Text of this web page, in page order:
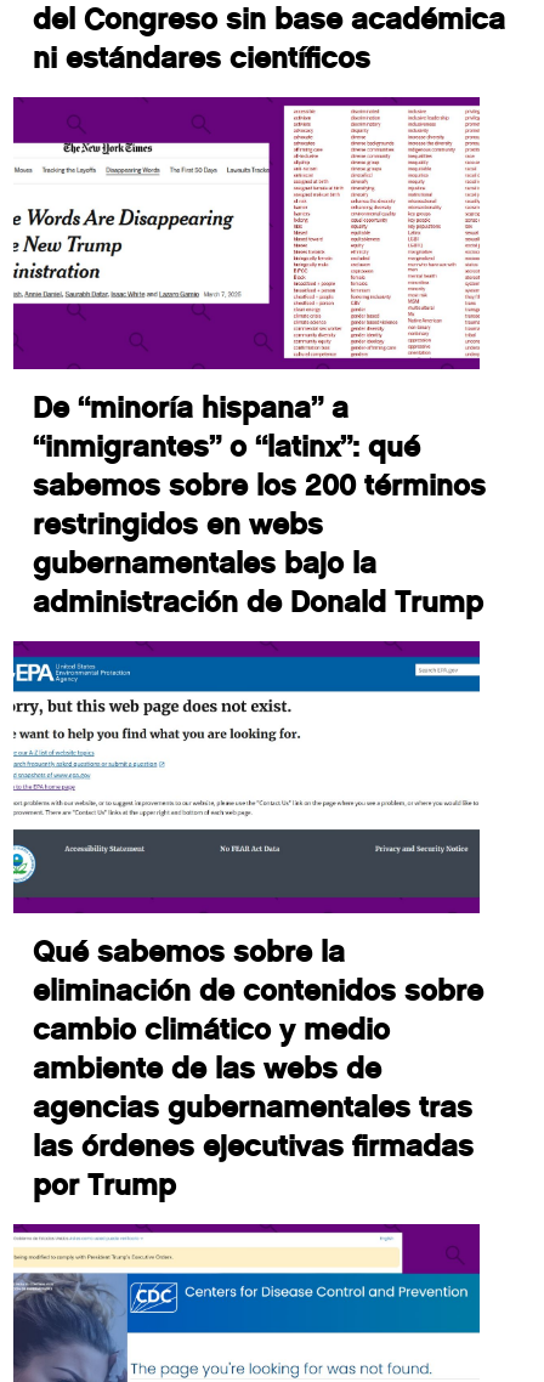
del Congreso sin base académica
ni estándares científicos
De “minoría hispana” a
“inmigrantes” o “latinx”: qué
sabemos sobre los 200 términos
restringidos en webs
gubernamentales bajo la
administración de Donald Trump
Qué sabemos sobre la
eliminación de contenidos sobre
cambio climático y medio
ambiente de las webs de
agencias gubernamentales tras
las órdenes ejecutivas firmadas
por Trump